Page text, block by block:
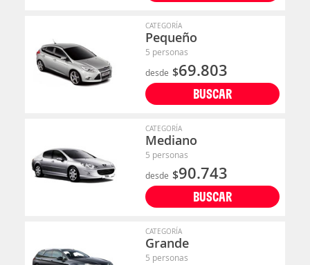
CATEGORÍA
Pequeño
5 personas
desde $69.803
BUSCAR
CATEGORÍA
Mediano
5 personas
desde $90.743
BUSCAR
CATEGORÍA
Grande
5 personas